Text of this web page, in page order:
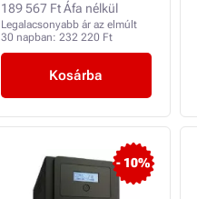
189 567 Ft Áfa nélkül
Legalacsonyabb ár az elmúlt
30 napban: 232 220 Ft
Kosárba
- 10%